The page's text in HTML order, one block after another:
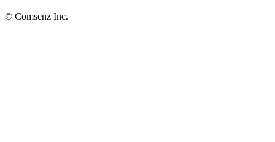
© Comsenz Inc.